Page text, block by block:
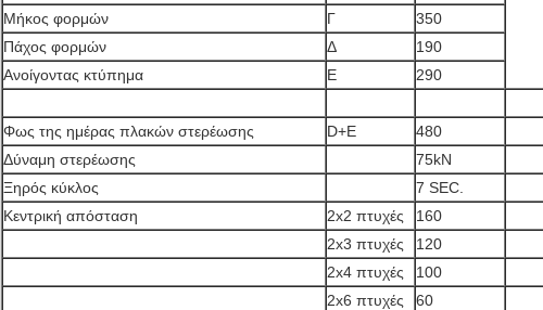
Μήκος φορμών
Γ
350
Πάχος φορμών
Δ
190
Ανοίγοντας κτύπημα
Ε 290
Φως της ημέρας πλακών στερέωσης D+E
480
Δύναμη στερέωσης
75kN
Ξηρός κύκλος
7 SEC.
Κεντρική απόσταση
2x2 πτυχές
160
2x3 πτυχές
120
2x4 πτυχές
100
2x6 πτυχές
60